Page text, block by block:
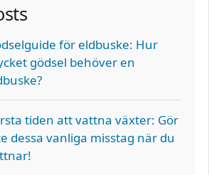
för eldbuske: Hur
gödsel behöver en
tiden att vattna växter: Gör
dessa vanliga misstag när du